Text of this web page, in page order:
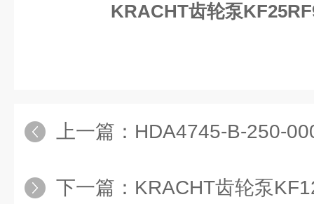
KRACHT齿轮泵
上一篇： HDA4745-B-250-000HYDAC压力
下一篇： KRACHT齿轮泵